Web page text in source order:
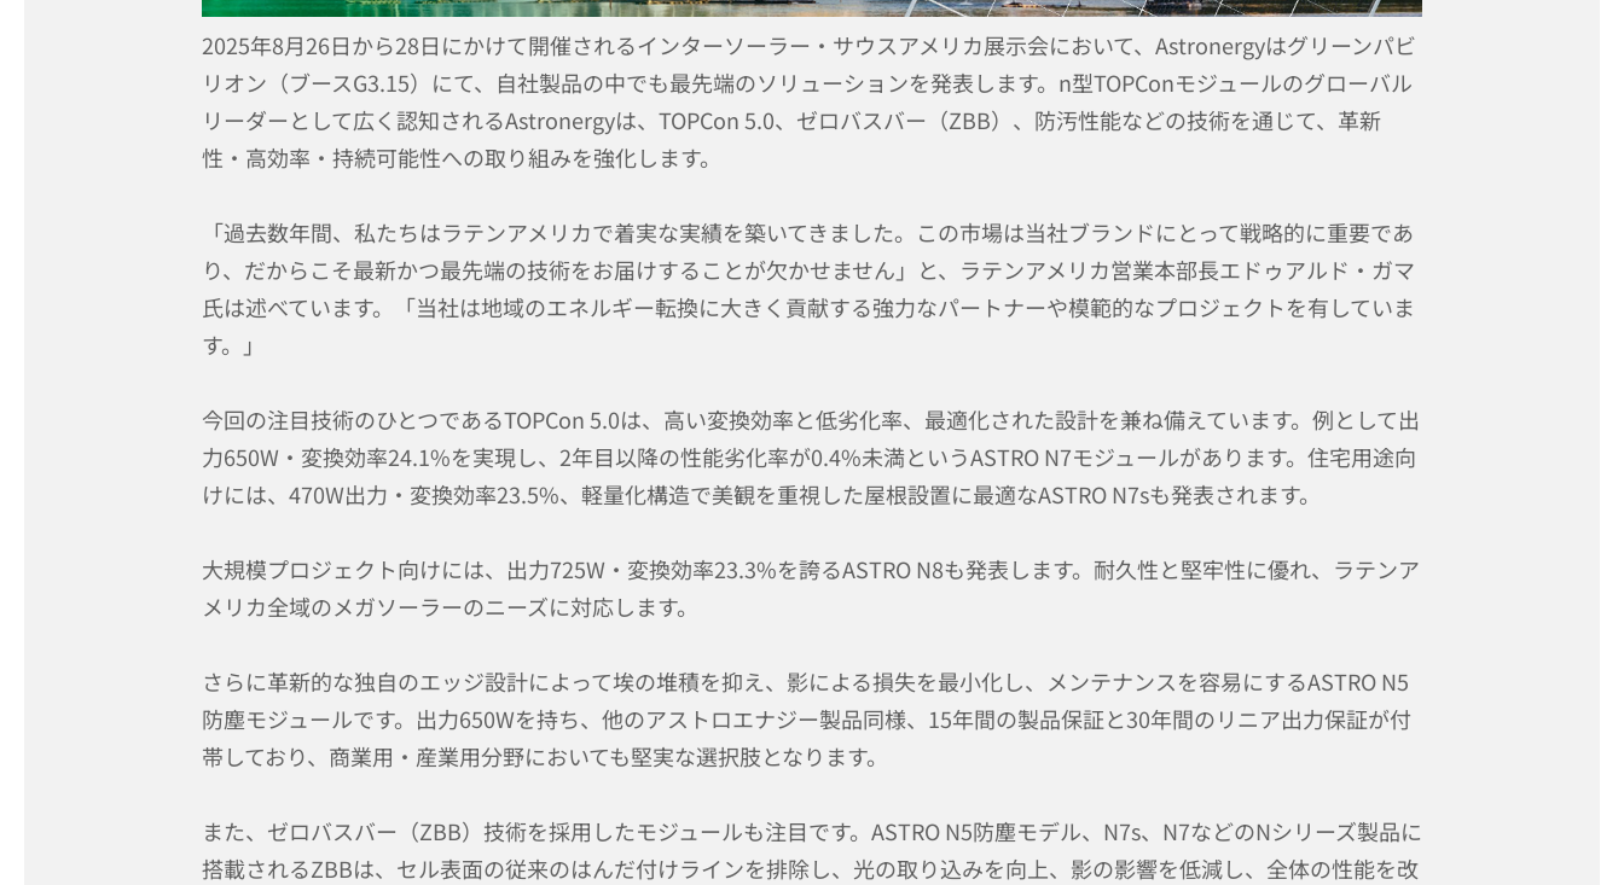
2025年8月26日から28日にかけて開催されるインターソーラー・サウスアメリカ展示会において、Astronergyはグリーンパビ
リオン（ブースG3.15）にて、自社製品の中でも最先端のソリューションを発表します。n型TOPConモジュールのグローバル
リーダーとして広く認知されるAstronergyは、TOPCon 5.0、ゼロバスバー（ZBB）、防汚性能などの技術を通じて、革新
性・高効率・持続可能性への取り組みを強化します。
「過去数年間、私たちはラテンアメリカで着実な実績を築いてきました。この市場は当社ブランドにとって戦略的に重要であ
り、だからこそ最新かつ最先端の技術をお届けすることが欠かせません」と、ラテンアメリカ営業本部長エドゥアルド・ガマ
氏は述べています。「当社は地域のエネルギー転換に大きく貢献する強力なパートナーや模範的なプロジェクトを有していま
す。」
今回の注目技術のひとつであるTOPCon 5.0は、高い変換効率と低劣化率、最適化された設計を兼ね備えています。例として出
力650W・変換効率24.1%を実現し、2年目以降の性能劣化率が0.4%未満というASTRO N7モジュールがあります。住宅用途向
けには、470W出力・変換効率23.5%、軽量化構造で美観を重視した屋根設置に最適なASTRO N7sも発表されます。
大規模プロジェクト向けには、出力725W・変換効率23.3%を誇るASTRO N8も発表します。耐久性と堅牢性に優れ、ラテンア
メリカ全域のメガソーラーのニーズに対応します。
さらに革新的な独自のエッジ設計によって埃の堆積を抑え、影による損失を最小化し、メンテナンスを容易にするASTRO N5
防塵モジュールです。出力650Wを持ち、他のアストロエナジー製品同様、15年間の製品保証と30年間のリニア出力保証が付
帯しており、商業用・産業用分野においても堅実な選択肢となります。
また、ゼロバスバー（ZBB）技術を採用したモジュールも注目です。ASTRO N5防塵モデル、N7s、N7などのNシリーズ製品に
搭載されるZBBは、セル表面の従来のはんだ付けラインを排除し、光の取り込みを向上、影の影響を低減し、全体の性能を改